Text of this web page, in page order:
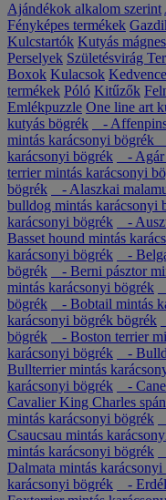
Ajándékok alkalom szerint
Fényképes termékek
Kulcstartók Kutyás
Perselyek Születésvirág
Boxok Kulacsok
termékek Póló Kitűzők
Emlékpuzzle One line art
kutyás bögrék
-
mintás karácsonyi bögrék
karácsonyi bögrék
- Agár
terrier mintás karácsonyi
bögrék
- Alaszkai
bulldog mintás karácsonyi
karácsonyi bögrék
-
Basset hound mintás
karácsonyi bögrék
-
bögrék
- Berni pásztor
mintás karácsonyi bögrék
bögrék
- Bobtail mintás
karácsonyi bögrék bögrék
bögrék
- Boston terrier
karácsonyi bögrék
-
Bullterrier mintás
karácsonyi bögrék
-
Cavalier King Charles
mintás karácsonyi bögrék
Csaucsau mintás
mintás karácsonyi bögrék
Dalmata mintás
karácsonyi bögrék
-